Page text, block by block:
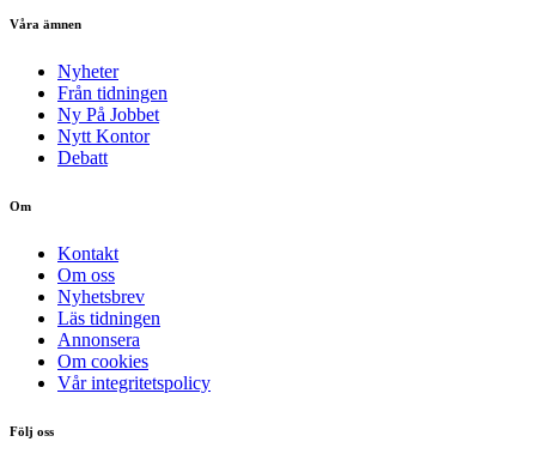
Våra ämnen
Nyheter
Från tidningen
Ny På Jobbet
Nytt Kontor
Debatt
Om
Kontakt
Om oss
Nyhetsbrev
Läs tidningen
Annonsera
Om cookies
Vår integritetspolicy
Följ oss